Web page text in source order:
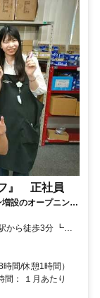
』 正社員
増設のオープニング
プ✨✨
町、桜井市
間/休憩1時間）
間： １月あたり